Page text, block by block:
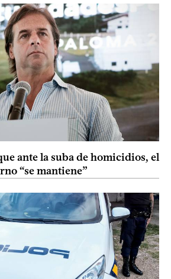
ante la suba de homicidios, el
“se mantiene”